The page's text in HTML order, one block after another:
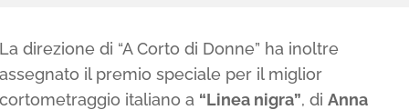
La direzione di “A Corto di Donne” ha inoltre
assegnato il premio speciale per il miglior
cortometraggio italiano a “Linea nigra”, di Anna